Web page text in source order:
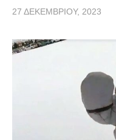
27 ΔΕΚΕΜΒΡΊΟΥ, 2023